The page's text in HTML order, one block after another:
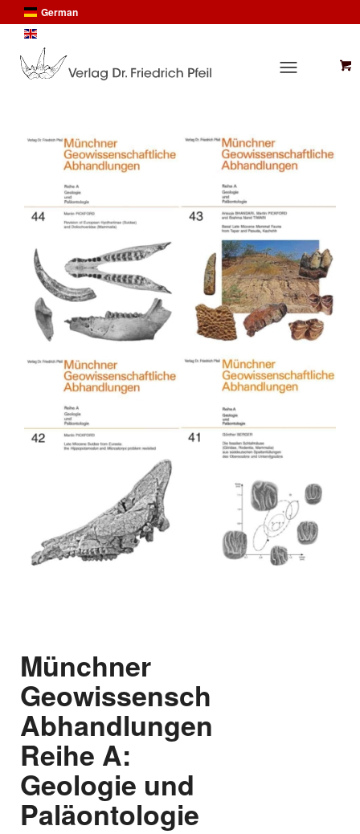
German
Münchner
Geowissenschaftliche
Abhandlungen
Reihe A:
Geologie und
Paläontologie